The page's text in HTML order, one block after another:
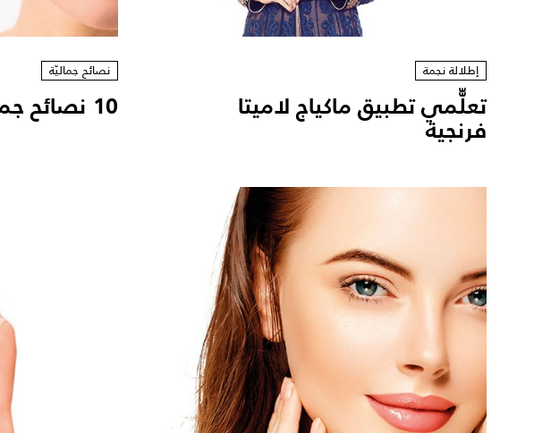
إطلالة نجمة
تعلّّمي تطبيق ماكياج لاميتا
فرنجية
نصائح جماليّة
10 نصائح جمالية تختصر الوقت